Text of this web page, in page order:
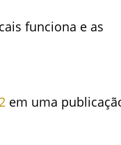
funciona e as
em uma